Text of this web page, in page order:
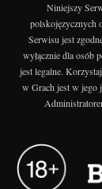
Niniejszy
polskojęzycznych
Serwisu jest
wyłącznie dla osób
jest legalne.
w Grach jest w jego